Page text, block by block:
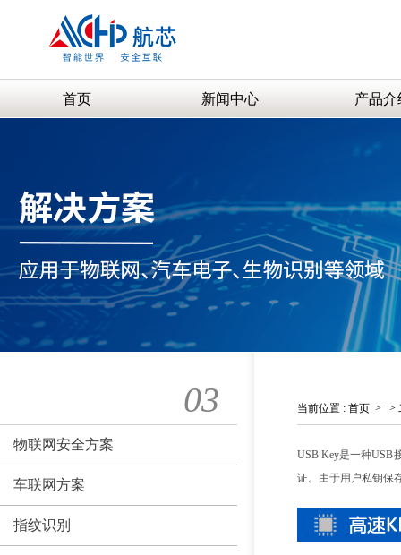
首页 新闻中心 产品介
03
物联网安全方案
车联网方案
指纹识别
当前位置 : 首页 > >
USB Key是一种USB
证。由于用户私钥保